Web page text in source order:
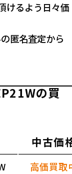
けるよう日々価
匿名査定から
の買
中古価
高価買取